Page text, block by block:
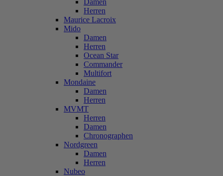
Damen
Herren
Maurice Lacroix
Mido
Damen
Herren
Ocean Star
Commander
Multifort
Mondaine
Damen
Herren
MVMT
Herren
Damen
Chronographen
Nordgreen
Damen
Herren
Nubeo